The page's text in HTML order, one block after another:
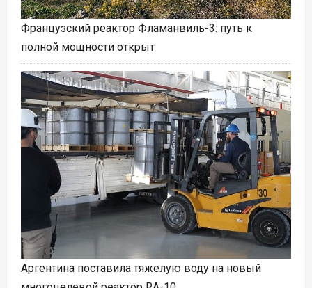
Французский реактор Фламанвиль-3: путь к
полной мощности открыт
Аргентина поставила тяжелую воду на новый